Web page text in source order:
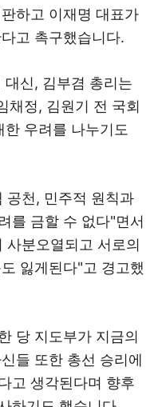
하고 이재명 대표가
고 촉구했습니다.
신, 김부겸 총리는
채정, 김원기 전 국회
우려를 나누기도
공천, 민주적 원칙과
를 금할 수 없다"면서
사분오열되고 서로의
잃게된다"고 경고했
당 지도부가 지금의
들 또한 총선 승리에
고 생각된다며 향후